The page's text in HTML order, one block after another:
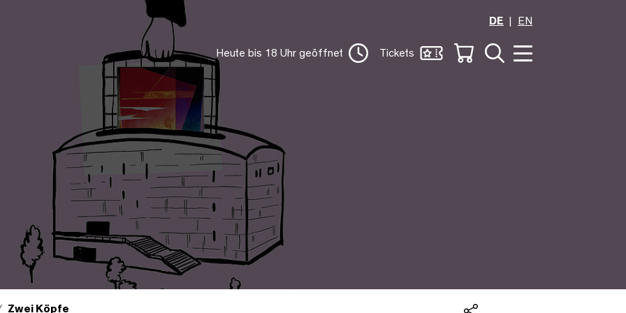
DE
EN
Heute bis 18 Uhr geöffnet Tickets
Zwei Köpfe